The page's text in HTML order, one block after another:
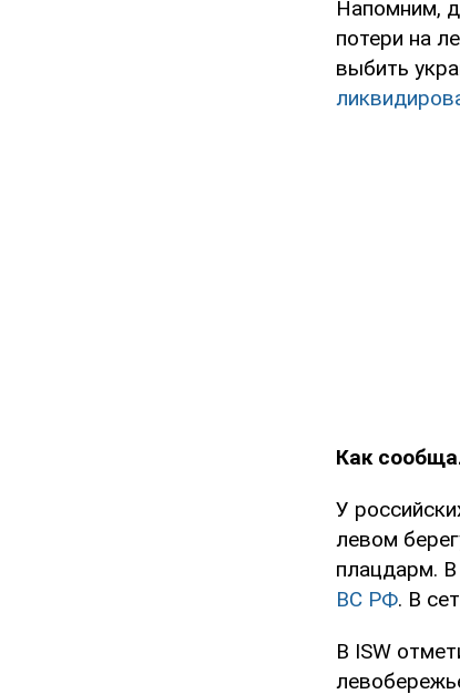
Напомним,
потери на
выбить
Как
У
левом
плацдарм. В
ВС РФ. В
В ISW